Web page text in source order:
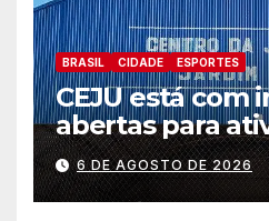
BRASIL CIDADE ESPORTES
CEJU está com
abertas para
gratuitas
6 DE AGOSTO DE 2026